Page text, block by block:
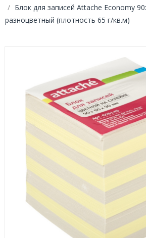
Блок для записей Attache Economy
разноцветный (плотность 65 г/кв.м)